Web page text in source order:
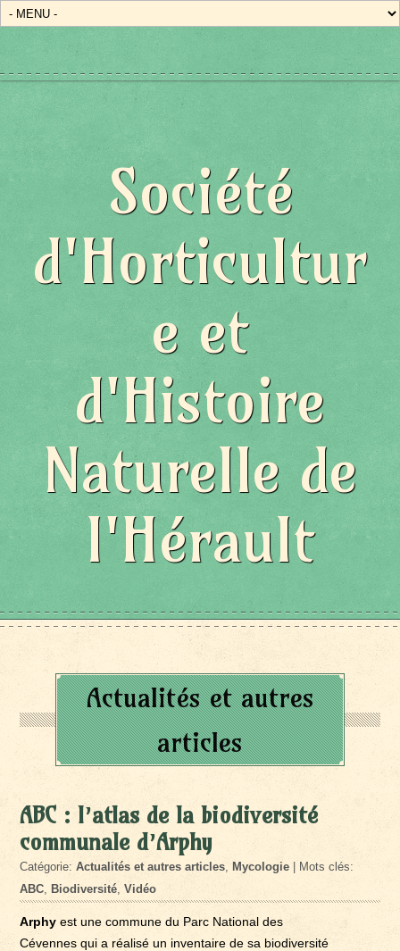
Société
d'Horticultur
e et
d'Histoire
Naturelle de
l'Hérault
Actualités et autres
articles
ABC : l’atlas de la biodiversité
communale d’Arphy
Catégorie:Actualités et autres articles, Mycologie | Mots clés:
ABC, Biodiversité,Vidéo
Arphyest une commune du Parc National des
Cévennes qui a réalisé un inventaire de sa biodiversité